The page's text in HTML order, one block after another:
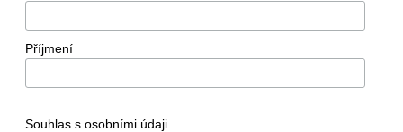
Příjmení
Souhlas s osobními údaji